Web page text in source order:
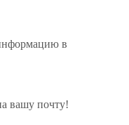
в
вашу почту!